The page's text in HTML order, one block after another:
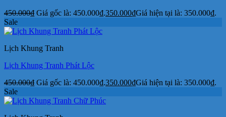
450.000₫ Giá gốc là: 450.000₫.350.000₫Giá hiện tại là: 350.000₫.
Sale
Lịch Khung Tranh
Lịch Khung Tranh Phát Lộc
450.000₫ Giá gốc là: 450.000₫.350.000₫Giá hiện tại là: 350.000₫.
Sale